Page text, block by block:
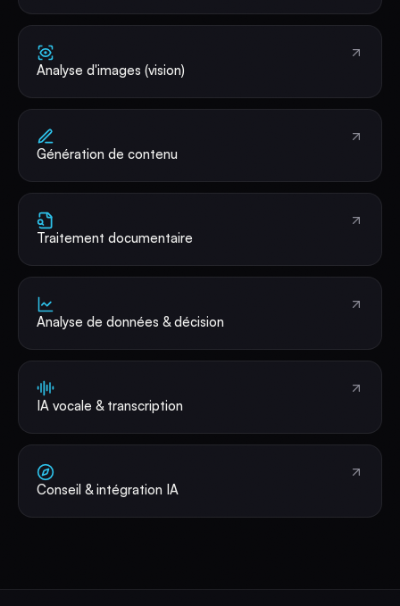
Analyse d'images (vision)
Génération de contenu
Traitement documentaire
Analyse de données & décision
IA vocale & transcription
Conseil & intégration IA